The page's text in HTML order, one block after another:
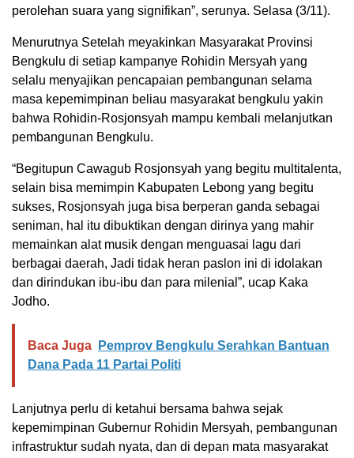
perolehan suara yang signifikan”, serunya. Selasa (3/11).
Menurutnya Setelah meyakinkan Masyarakat Provinsi
Bengkulu di setiap kampanye Rohidin Mersyah yang
selalu menyajikan pencapaian pembangunan selama
masa kepemimpinan beliau masyarakat bengkulu yakin
bahwa Rohidin-Rosjonsyah mampu kembali melanjutkan
pembangunan Bengkulu.
“Begitupun Cawagub Rosjonsyah yang begitu multitalenta,
selain bisa memimpin Kabupaten Lebong yang begitu
sukses, Rosjonsyah juga bisa berperan ganda sebagai
seniman, hal itu dibuktikan dengan dirinya yang mahir
memainkan alat musik dengan menguasai lagu dari
berbagai daerah, Jadi tidak heran paslon ini di idolakan
dan dirindukan ibu-ibu dan para milenial”, ucap Kaka
Jodho.
Baca Juga
Pemprov Bengkulu Serahkan Bantuan
Dana Pada 11 Partai Politi
Lanjutnya perlu di ketahui bersama bahwa sejak
kepemimpinan Gubernur Rohidin Mersyah, pembangunan
infrastruktur sudah nyata, dan di depan mata masyarakat